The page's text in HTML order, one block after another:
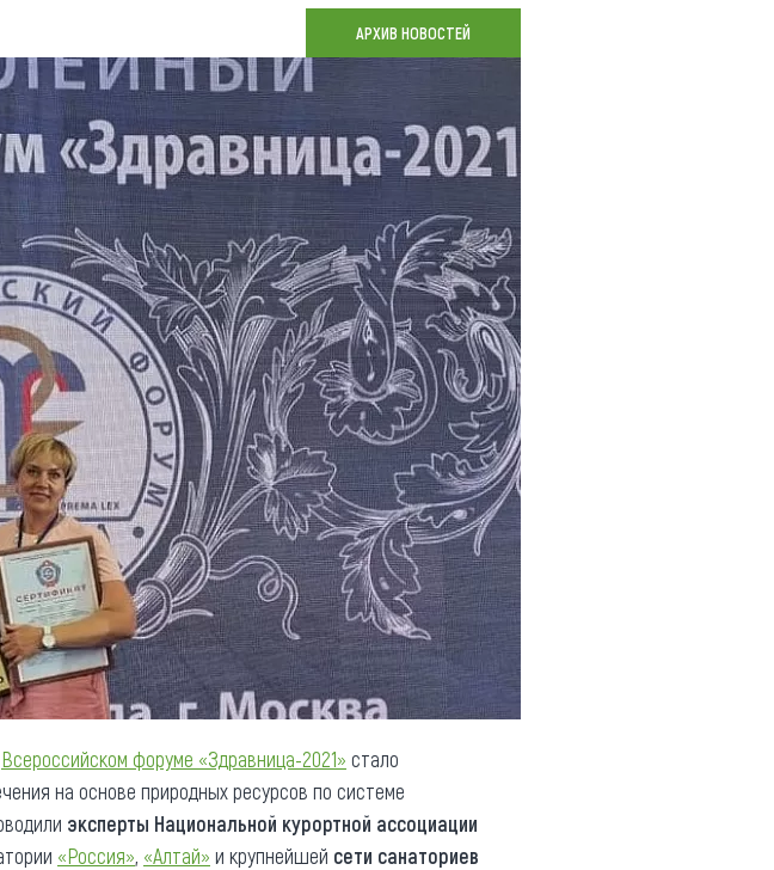
Общая информация
Как добраться
Люди, прославившие Алтай
Карты и буклеты
Коллекция впечатлений
Блог путешественника
Видеогалерея
Фотогалерея
АРХИВ НОВОСТЕЙ
Всероссийском форуме «Здравница-2021» стало
на основе природных ресурсов по системе
эксперты Национальной курортной ассоциации
«Россия», «Алтай» и крупнейшей сети санаториев